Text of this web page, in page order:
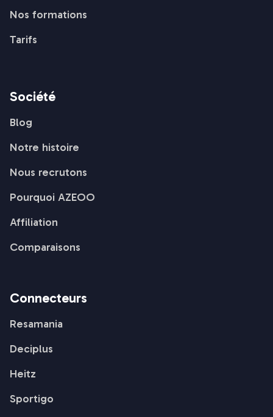
Nos formations
Tarifs
Société
Blog
Notre histoire
Nous recrutons
Pourquoi AZEOO
Affiliation
Comparaisons
Connecteurs
Resamania
Deciplus
Heitz
Sportigo